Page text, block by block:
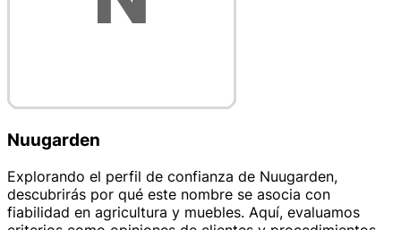
Nuugarden
Explorando el perfil de confianza de Nuugarden,
descubrirás por qué este nombre se asocia con
fiabilidad en agricultura y muebles. Aquí, evaluamos